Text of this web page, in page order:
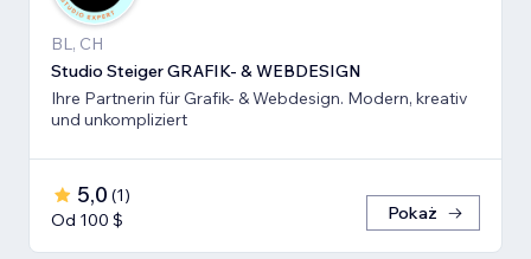
BL, CH
Studio Steiger GRAFIK- & WEBDESIGN
Ihre Partnerin für Grafik- & Webdesign. Modern, kreativ
und unkompliziert
5,0 (1)
Od 100 $
Pokaż